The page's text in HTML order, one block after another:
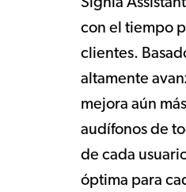
Signia
con el tiempo
clientes.
altamente
mejora aún
audífonos de
de cada
óptima para